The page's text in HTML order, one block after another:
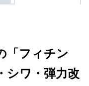
「フィチン
ワ・弾力改